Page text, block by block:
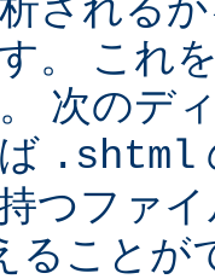
。 これ
次のデ
.shtml
つファ
ることが